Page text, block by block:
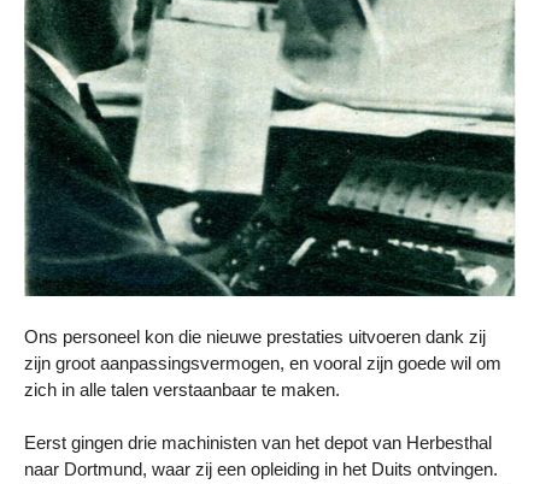
Ons personeel kon die nieuwe prestaties uitvoeren dank zij
zijn groot aanpassingsvermogen, en vooral zijn goede wil om
zich in alle talen verstaanbaar te maken.
Eerst gingen drie machinisten van het depot van Herbesthal
naar Dortmund, waar zij een opleiding in het Duits ontvingen.